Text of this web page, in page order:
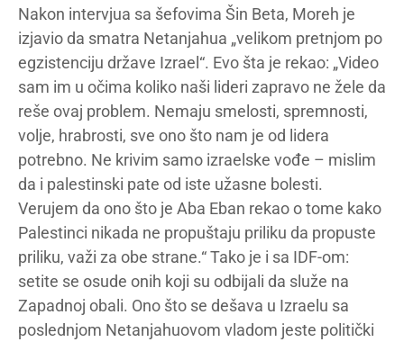
Nakon intervjua sa šefovima Šin Beta, Moreh je
izjavio da smatra Netanjahua „velikom pretnjom po
egzistenciju države Izrael“. Evo šta je rekao: „Video
sam im u očima koliko naši lideri zapravo ne žele da
reše ovaj problem. Nemaju smelosti, spremnosti,
volje, hrabrosti, sve ono što nam je od lidera
potrebno. Ne krivim samo izraelske vođe – mislim
da i palestinski pate od iste užasne bolesti.
Verujem da ono što je Aba Eban rekao o tome kako
Palestinci nikada ne propuštaju priliku da propuste
priliku, važi za obe strane.“ Tako je i sa IDF-om:
setite se osude onih koji su odbijali da služe na
Zapadnoj obali. Ono što se dešava u Izraelu sa
poslednjom Netanjahuovom vladom jeste politički